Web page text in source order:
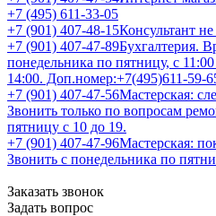
+7 (495) 611-33-05
+7 (901) 407-48-15Консультант
+7 (901) 407-47-89Бухгалтерия.
понедельника по пятницу, с
14:00. Доп.номер:+7(495)611-59-
+7 (901) 407-47-56Мастерская:
Звонить только по вопросам
пятницу с 10 до 19.
+7 (901) 407-47-96Мастерская:
Звонить с понедельника по
Заказать звонок
Задать вопрос